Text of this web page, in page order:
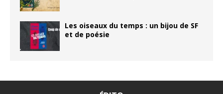
Les oiseaux du temps : un bijou de SF
et de poésie